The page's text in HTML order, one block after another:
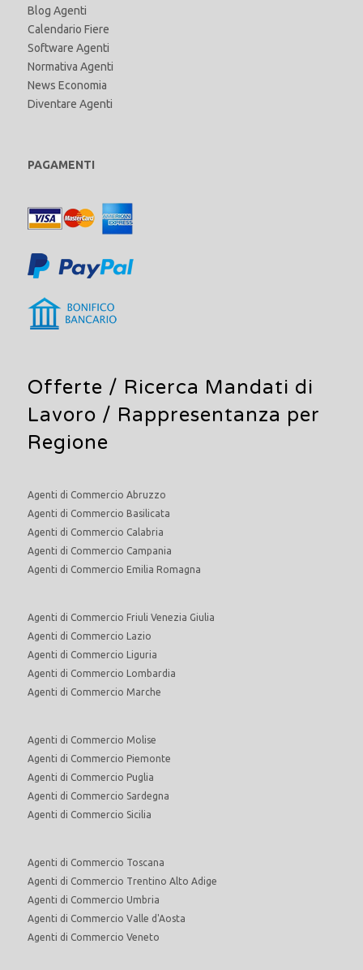
Blog Agenti
Calendario Fiere
Software Agenti
Normativa Agenti
News Economia
Diventare Agenti
PAGAMENTI
Offerte / Ricerca Mandati di
Lavoro / Rappresentanza per
Regione
Agenti di Commercio Abruzzo
Agenti di Commercio Basilicata
Agenti di Commercio Calabria
Agenti di Commercio Campania
Agenti di Commercio Emilia Romagna
Agenti di Commercio Friuli Venezia Giulia
Agenti di Commercio Lazio
Agenti di Commercio Liguria
Agenti di Commercio Lombardia
Agenti di Commercio Marche
Agenti di Commercio Molise
Agenti di Commercio Piemonte
Agenti di Commercio Puglia
Agenti di Commercio Sardegna
Agenti di Commercio Sicilia
Agenti di Commercio Toscana
Agenti di Commercio Trentino Alto Adige
Agenti di Commercio Umbria
Agenti di Commercio Valle d'Aosta
Agenti di Commercio Veneto